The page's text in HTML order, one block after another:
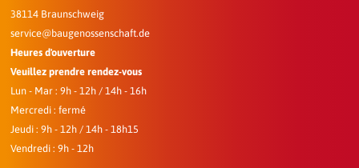
38114 Braunschweig
service@baugenossenschaft.de
Heures d'ouverture
Veuillez prendre rendez-vous
Lun - Mar : 9h - 12h / 14h - 16h
Mercredi : fermé
Jeudi : 9h - 12h / 14h - 18h15
Vendredi : 9h - 12h